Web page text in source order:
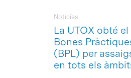
La UTOX obté
Bones
(BPL) per
en tots els
Notícies